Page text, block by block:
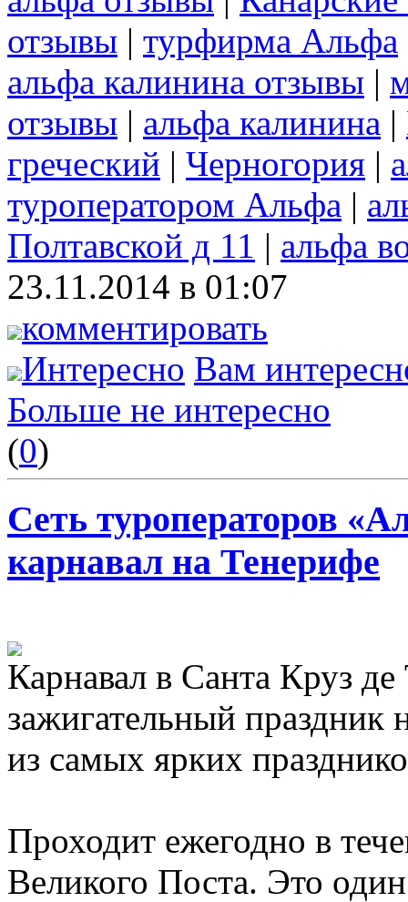
отзывы | турфирма Альфа
альфа калинина отзывы |
отзывы | альфа калинина |
греческий | Черногория |
туроператором Альфа |
Полтавской д 11 | альфа
23.11.2014 в 01:07
комментировать
Интересно Вам
Больше не интересно
(0)
Сеть туроператоров
карнавал на Тенерифе
Карнавал в Санта Круз
зажигательный праздник
из самых ярких
Проходит ежегодно в
Великого Поста. Это